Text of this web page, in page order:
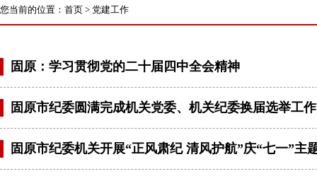
您当前的位置： 首页 > 党建工作
固原：学习贯彻党的二十届四中全会精神
固原市纪委圆满完成机关党委、机关纪委换届选举工作
固原市纪委机关开展“正风肃纪 清风护航”庆“七一”主